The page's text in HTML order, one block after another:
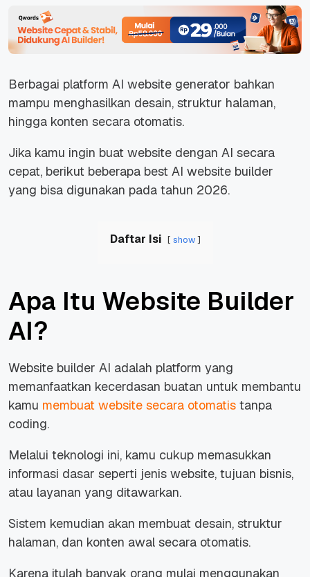
Berbagai platform AI website generator bahkan
mampu menghasilkan desain, struktur halaman,
hingga konten secara otomatis.
Jika kamu ingin buat website dengan AI secara
cepat, berikut beberapa best AI website builder
yang bisa digunakan pada tahun 2026.
Daftar Isi show
Apa Itu Website Builder
AI?
Website builder AI adalah platform yang
memanfaatkan kecerdasan buatan untuk membantu
kamu membuat website secara otomatis tanpa
coding.
Melalui teknologi ini, kamu cukup memasukkan
informasi dasar seperti jenis website, tujuan bisnis,
atau layanan yang ditawarkan.
Sistem kemudian akan membuat desain, struktur
halaman, dan konten awal secara otomatis.
Karena itulah banyak orang mulai menggunakan